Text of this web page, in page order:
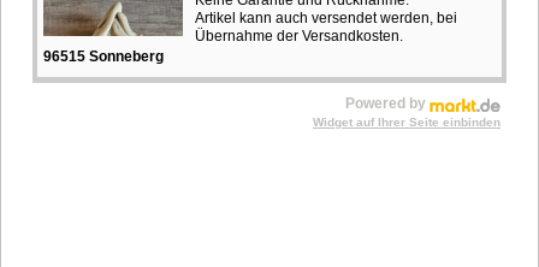
Artikel kann auch versendet werden, bei
Übernahme der Versandkosten.
96515 Sonneberg
Powered by
Widget auf Ihrer Seite einbinden